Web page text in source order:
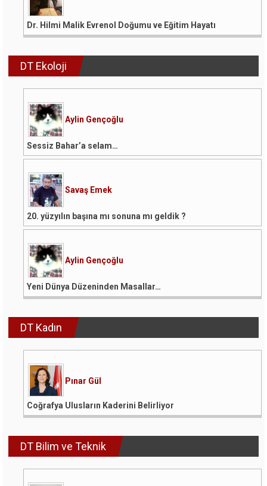
Dr. Hilmi Malik Evrenol Doğumu ve Eğitim Hayatı
DT Ekoloji
Aylin Gençoğlu
Sessiz Bahar’a selam…
Savaş Emek
20. yüzyılın başına mı sonuna mı geldik ?
Aylin Gençoğlu
Yeni Dünya Düzeninden Masallar…
DT Kadın
Pınar Gül
Coğrafya Ulusların Kaderini Belirliyor
DT Bilim ve Teknik